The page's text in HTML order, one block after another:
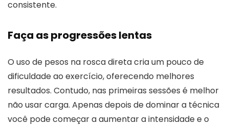
consistente.
Faça as progressões lentas
O uso de pesos na rosca direta cria um pouco de
dificuldade ao exercício, oferecendo melhores
resultados. Contudo, nas primeiras sessões é melhor
não usar carga. Apenas depois de dominar a técnica
você pode começar a aumentar a intensidade e o